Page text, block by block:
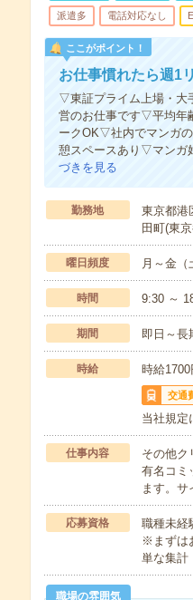
派遣多 電話対応なし
ここがポイント！
お仕事慣れたら週1
▽東証プライム上場・大
営のお仕事です▽平均年
ークOK▽社内でマンガ
憩スペースあり▽マンガ
づきを見る
勤務地
東京都港
田町(東
曜日頻度 月～金（
時間 9:30 ～
期間 即日～
時給 時給
交通
当社規定
仕事内容
その他ク
有名コミ
ます。
応募資格
職種未経
※まずは
単な集計
職場の雰囲気